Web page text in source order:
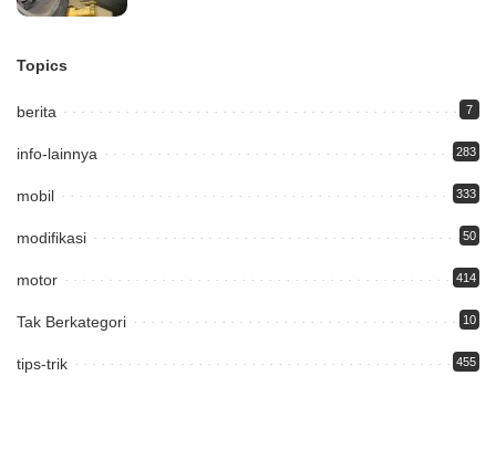
Topics
berita 7
info-lainnya 283
mobil 333
modifikasi 50
motor 414
Tak Berkategori 10
tips-trik 455